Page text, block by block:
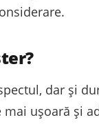
dar și
ușoară și